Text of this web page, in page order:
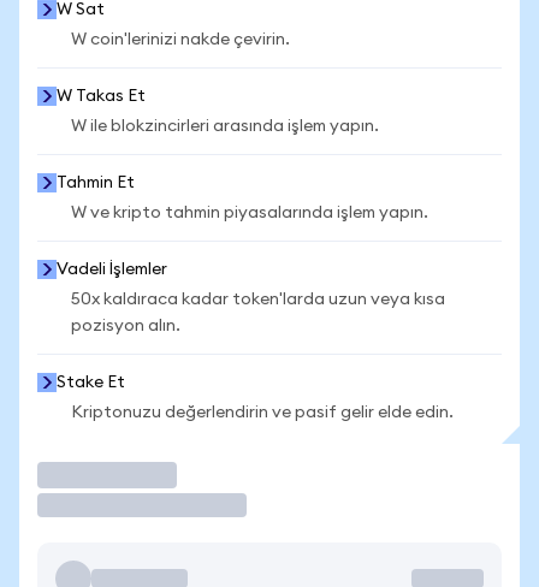
W Sat
W coin'lerinizi nakde çevirin.
W Takas Et
W ile blokzincirleri arasında işlem yapın.
Tahmin Et
W ve kripto tahmin piyasalarında işlem yapın.
Vadeli İşlemler
50x kaldıraca kadar token'larda uzun veya kısa
pozisyon alın.
Stake Et
Kriptonuzu değerlendirin ve pasif gelir elde edin.